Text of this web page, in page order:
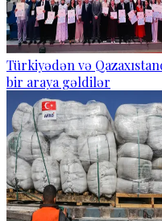
Türkiyədən və
bir araya gəldilər